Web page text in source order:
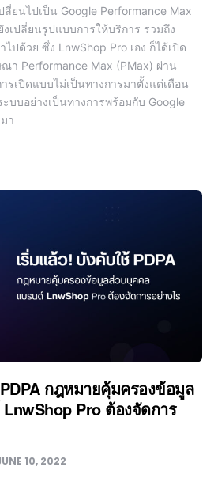
ลี่ยนไปเป็น Google Performance Max
เปลี่ยนรูปแบบการให้บริการ รวมถึง
ด้วย ซึ่ง LnwShop Pro เอง ก็ได้เปิด
า Performance Max (PMax) ผ่าน
รเปิดแบบไม่เป็นทางการมาตั้งแต่เดือน
บบอย่างเป็นทางการพร้อมกับ Google
า
กฎหมายคุ้มครองข้อมูล
Pro ต้องจัดการ
10, 2022